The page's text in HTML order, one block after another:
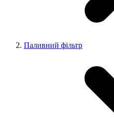
Паливний фільтр